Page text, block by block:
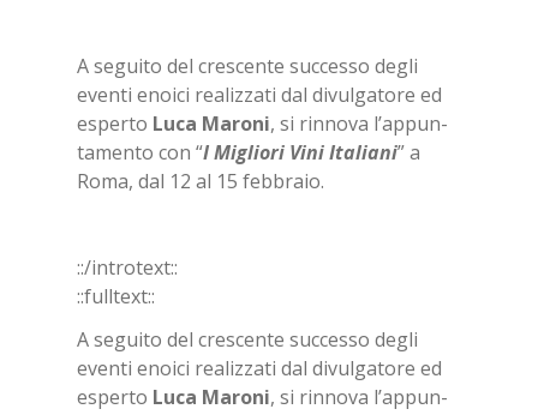
A se­gui­to del cre­scen­te suc­ces­so de­gli
even­ti enoi­ci rea­liz­za­ti dal di­vul­ga­to­re ed
esper­to Luca Ma­ro­ni, si rin­no­va l’ap­pun­
ta­men­to con “I Mi­glio­ri Vini Ita­lia­ni” a
Roma, dal 12 al 15 feb­bra­io.
::/in­tro­text::
::full­text::
A se­gui­to del cre­scen­te suc­ces­so de­gli
even­ti enoi­ci rea­liz­za­ti dal di­vul­ga­to­re ed
esper­to Luca Ma­ro­ni, si rin­no­va l’ap­pun­